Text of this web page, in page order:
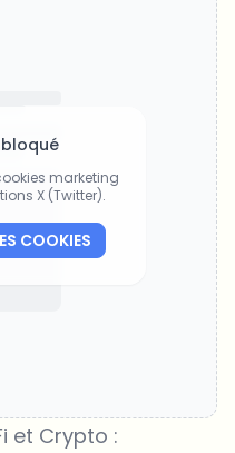
marketing
X (Twitter).
COOKIES
et Crypto :